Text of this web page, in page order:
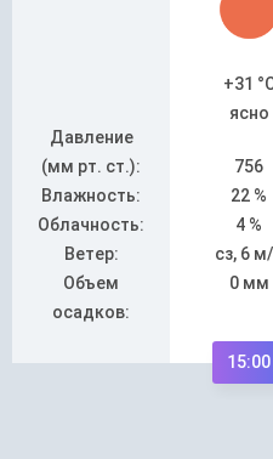
Давление
(мм рт. ст.):
Влажность:
Облачность:
Ветер:
Объем
осадков:
+31
ясно
756
22 %
4 %
сз, 6
0 мм
15:00